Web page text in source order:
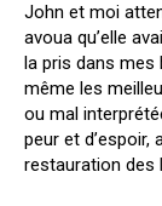
John et moi
avoua qu’elle
la pris dans mes
même les
ou mal
peur et d’espoir,
restauration des